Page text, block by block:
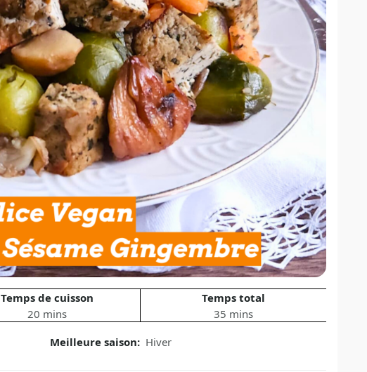
Temps de cuisson
20 mins
Temps total
35 mins
Meilleure saison: Hiver